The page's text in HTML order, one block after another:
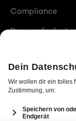
Compliance
Barrierefreiheit